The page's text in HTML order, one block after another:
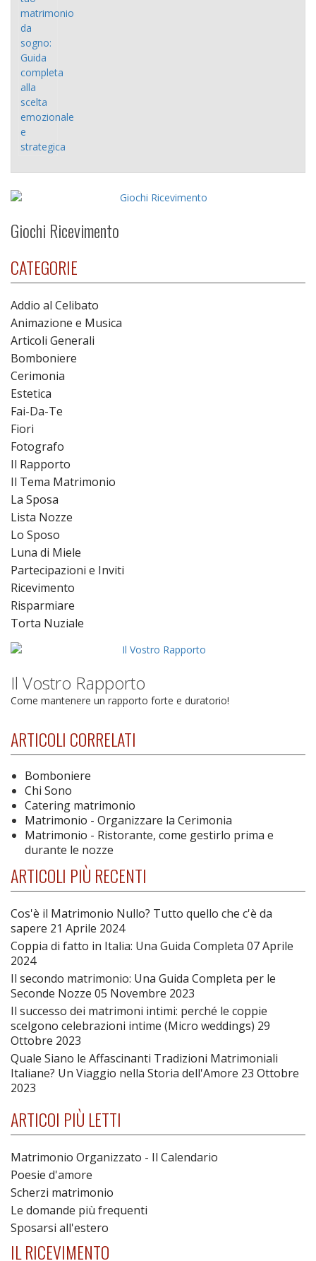
Giochi Ricevimento
CATEGORIE
Addio al Celibato
Animazione e Musica
Articoli Generali
Bomboniere
Cerimonia
Estetica
Fai-Da-Te
Fiori
Fotografo
Il Rapporto
Il Tema Matrimonio
La Sposa
Lista Nozze
Lo Sposo
Luna di Miele
Partecipazioni e Inviti
Ricevimento
Risparmiare
Torta Nuziale
Il Vostro Rapporto
Come mantenere un rapporto forte e duratorio!
ARTICOLI CORRELATI
Bomboniere
Chi Sono
Catering matrimonio
Matrimonio - Organizzare la Cerimonia
Matrimonio - Ristorante, come gestirlo prima e
durante le nozze
ARTICOLI PIÙ RECENTI
Cos'è il Matrimonio Nullo? Tutto quello che c'è da
sapere 21 Aprile 2024
Coppia di fatto in Italia: Una Guida Completa 07 Aprile
2024
Il secondo matrimonio: Una Guida Completa per le
Seconde Nozze 05 Novembre 2023
Il successo dei matrimoni intimi: perché le coppie
scelgono celebrazioni intime (Micro weddings) 29
Ottobre 2023
Quale Siano le Affascinanti Tradizioni Matrimoniali
Italiane? Un Viaggio nella Storia dell'Amore 23 Ottobre
2023
ARTICOI PIÙ LETTI
Matrimonio Organizzato - Il Calendario
Poesie d'amore
Scherzi matrimonio
Le domande più frequenti
Sposarsi all'estero
IL RICEVIMENTO